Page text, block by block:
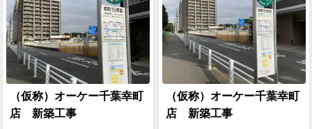
（仮称）オーケー千葉幸町
店 新築工事
（仮称）オーケー千葉幸町
店 新築工事